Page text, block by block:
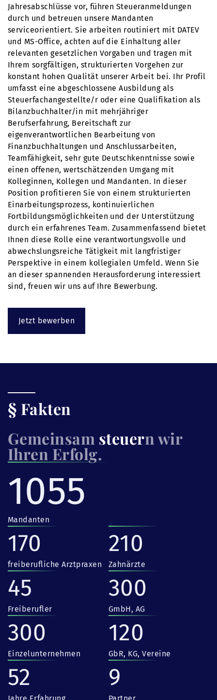
Jahresabschlüsse vor, führen Steueranmeldungen
durch und betreuen unsere Mandanten
serviceorientiert. Sie arbeiten routiniert mit DATEV
und MS-Office, achten auf die Einhaltung aller
relevanten gesetzlichen Vorgaben und tragen mit
Ihrem sorgfältigen, strukturierten Vorgehen zur
konstant hohen Qualität unserer Arbeit bei. Ihr Profil
umfasst eine abgeschlossene Ausbildung als
Steuerfachangestellte/r oder eine Qualifikation als
Bilanzbuchhalter/in mit mehrjähriger
Berufserfahrung, Bereitschaft zur
eigenverantwortlichen Bearbeitung von
Finanzbuchhaltungen und Anschlussarbeiten,
Teamfähigkeit, sehr gute Deutschkenntnisse sowie
einen offenen, wertschätzenden Umgang mit
Kolleginnen, Kollegen und Mandanten. In dieser
Position profitieren Sie von einem strukturierten
Einarbeitungsprozess, kontinuierlichen
Fortbildungsmöglichkeiten und der Unterstützung
durch ein erfahrenes Team. Zusammenfassend bietet
Ihnen diese Rolle eine verantwortungsvolle und
abwechslungsreiche Tätigkeit mit langfristiger
Perspektive in einem kollegialen Umfeld. Wenn Sie
an dieser spannenden Herausforderung interessiert
sind, freuen wir uns auf Ihre Bewerbung.
Jetzt bewerben
§ Fakten
Gemeinsam steuern wir
Ihren Erfolg.
1055
Mandanten
170
freiberufliche Arztpraxen
210
Zahnärzte
45
Freiberufler
300
GmbH, AG
300
Einzelunternehmen
120
GbR, KG, Vereine
52 9